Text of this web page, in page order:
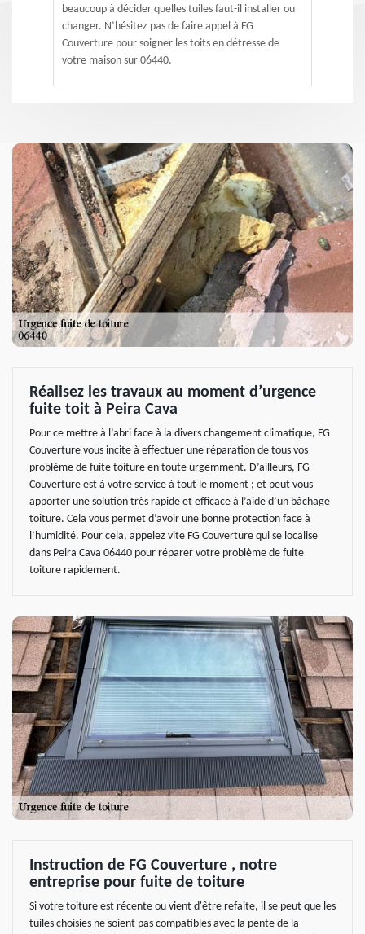
beaucoup à décider quelles tuiles faut-il installer ou
changer. N’hésitez pas de faire appel à FG
Couverture pour soigner les toits en détresse de
votre maison sur 06440.
Réalisez les travaux au moment d’urgence
fuite toit à Peira Cava
Pour ce mettre à l’abri face à la divers changement climatique, FG
Couverture vous incite à effectuer une réparation de tous vos
problème de fuite toiture en toute urgemment. D’ailleurs, FG
Couverture est à votre service à tout le moment ; et peut vous
apporter une solution très rapide et efficace à l’aide d’un bâchage
toiture. Cela vous permet d’avoir une bonne protection face à
l’humidité. Pour cela, appelez vite FG Couverture qui se localise
dans Peira Cava 06440 pour réparer votre problème de fuite
toiture rapidement.
Instruction de FG Couverture , notre
entreprise pour fuite de toiture
Si votre toiture est récente ou vient d'être refaite, il se peut que les
tuiles choisies ne soient pas compatibles avec la pente de la